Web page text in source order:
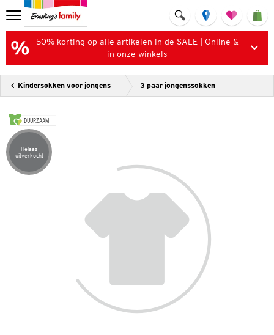
50% korting op alle artikelen in de SALE | Online &
in onze winkels
Kindersokken voor jongens 3 paar jongenssokken
DUURZAAM
Artikel helaas uitverkocht
Helaas
uitverkocht